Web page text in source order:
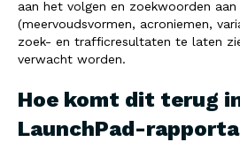
aan het volgen en zoekwoorden
(meervoudsvormen, acroniemen,
zoek- en trafficresultaten te laten
verwacht worden.
Hoe komt dit terug
LaunchPad-